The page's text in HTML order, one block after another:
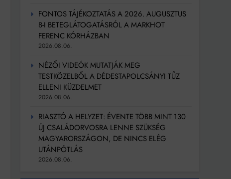
FONTOS TÁJÉKOZTATÁS A 2026. AUGUSZTUS
8-I BETEGLÁTOGATÁSRÓL A MARKHOT
FERENC KÓRHÁZBAN
2026.08.06.
NÉZŐI VIDEÓK MUTATJÁK MEG
TESTKÖZELBŐL A DÉDESTAPOLCSÁNYI TŰZ
ELLENI KÜZDELMET
2026.08.06.
RIASZTÓ A HELYZET: ÉVENTE TÖBB MINT 130
ÚJ CSALÁDORVOSRA LENNE SZÜKSÉG
MAGYARORSZÁGON, DE NINCS ELÉG
UTÁNPÓTLÁS
2026.08.06.